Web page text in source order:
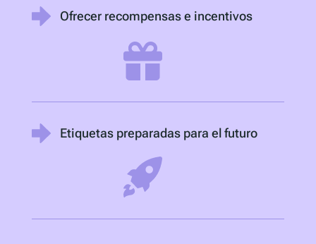
Ofrecer recompensas e incentivos
Etiquetas preparadas para el futuro